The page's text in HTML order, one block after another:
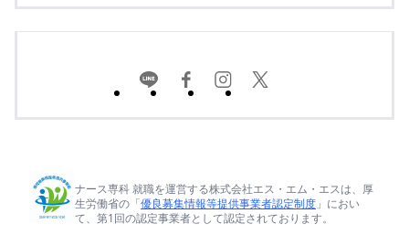
ナース専科 就職を運営する株式会社エス・エム・エスは、厚
生労働省の「優良募集情報等提供事業者認定制度 」におい
て、第1回の認定事業者として認定されております。